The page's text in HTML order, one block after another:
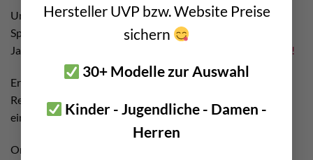
Hersteller UVP bzw. Website Preise
sichern
30+ Modelle zur Auswahl
Kinder - Jugendliche - Damen -
Herren
Unser Voucher ist lt. Empfehlung unserer Handels
Spartenvertretung in der Wirtschaftkammer Österreich 3
Jahre ab Ausstellungsdatum gültig. Alle Infos:
HIER klicken!
Er kann nicht in bar abgelöst werden und auch kein
Restguthaben ausbezahlt werden. D.h. er ist vollständig
einzulösen.
Online kann er nicht mit einer möglichen Rabattaktion